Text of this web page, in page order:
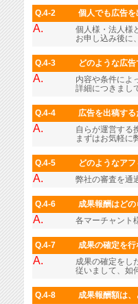
Q.4-2 個人でも広告を
A.
個人様・法人様
お申し込み後に
Q.4-3 どのような広
A.
内容や条件によ
詳細につきまし
Q.4-4 広告を出稿す
A.
自らが運営する
まずはお気軽に
Q.4-5 どのようなア
A. 弊社の審査を通
Q.4-6 成果報酬はど
A. 各マーチャント
Q.4-7 成果の確定を
A.
成果の確定をし
従いまして、如
Q.4-8 成果報酬額は